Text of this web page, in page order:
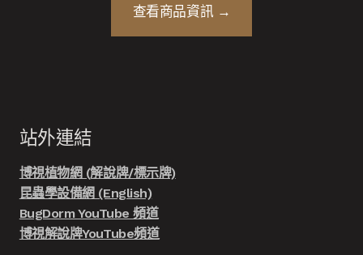
查看商品資訊 →
站外連結
博視植物網 (解說牌/標示牌)
昆蟲學設備網 (English)
BugDorm YouTube 頻道
博視解說牌YouTube頻道